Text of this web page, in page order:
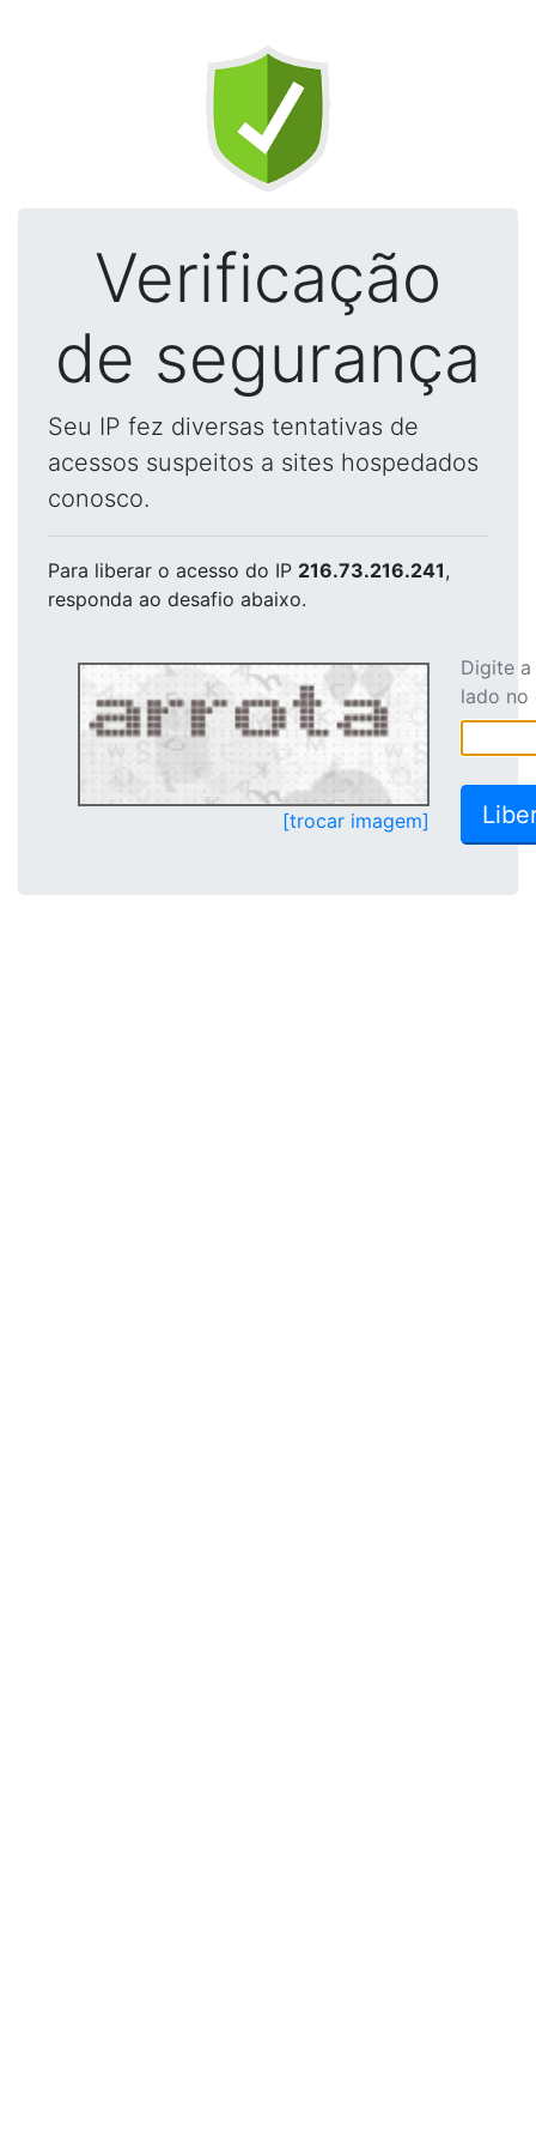
Verificação
de segurança
Seu IP fez diversas tentativas de
acessos suspeitos a sites hospedados
conosco.
Para liberar o acesso do IP 216.73.216.241,
responda ao desafio abaixo.
[trocar imagem]
Digite
lado no